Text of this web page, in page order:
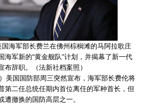
海军部长费兰在佛州棕榈滩的马阿拉歌庄
海军新的“黄金舰队”计划，并揭幕了新一代
辞职。（法新社档案照）
美国国防部周三突然宣布，海军部长费伦将
第二任总统任期内首位离任的军种首长，但
撤换的国防高层之一。